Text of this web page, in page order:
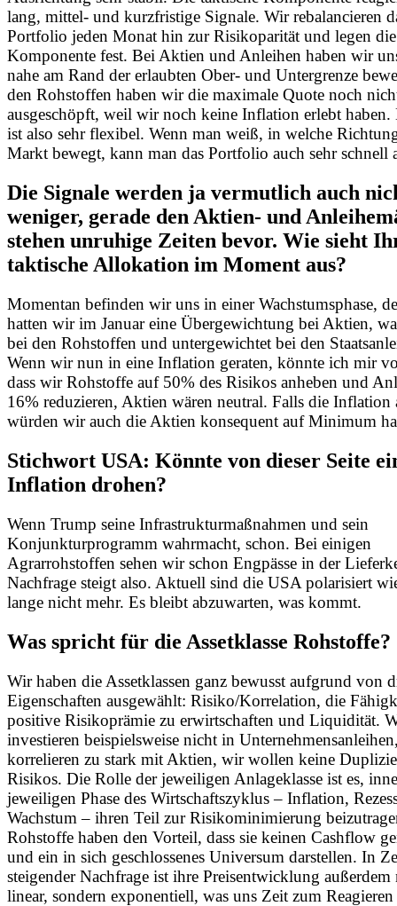
lang, mittel- und kurzfristige Signale. Wir rebalancieren
Portfolio jeden Monat hin zur Risikoparität und legen
Komponente fest. Bei Aktien und Anleihen haben wir
nahe am Rand der erlaubten Ober- und Untergrenze
den Rohstoffen haben wir die maximale Quote noch
ausgeschöpft, weil wir noch keine Inflation erlebt haben.
ist also sehr flexibel. Wenn man weiß, in welche
Markt bewegt, kann man das Portfolio auch sehr schnell
Die Signale werden ja vermutlich auch
weniger, gerade den Aktien- und
stehen unruhige Zeiten bevor. Wie sieht
taktische Allokation im Moment aus?
Momentan befinden wir uns in einer Wachstumsphase,
hatten wir im Januar eine Übergewichtung bei Aktien,
bei den Rohstoffen und untergewichtet bei den
Wenn wir nun in eine Inflation geraten, könnte ich mir
dass wir Rohstoffe auf 50% des Risikos anheben und
16% reduzieren, Aktien wären neutral. Falls die Inflation
würden wir auch die Aktien konsequent auf Minimum
Stichwort USA: Könnte von dieser Seite
Inflation drohen?
Wenn Trump seine Infrastrukturmaßnahmen und sein
Konjunkturprogramm wahrmacht, schon. Bei einigen
Agrarrohstoffen sehen wir schon Engpässe in der
Nachfrage steigt also. Aktuell sind die USA polarisiert
lange nicht mehr. Es bleibt abzuwarten, was kommt.
Was spricht für die Assetklasse Rohstoffe?
Wir haben die Assetklassen ganz bewusst aufgrund von
Eigenschaften ausgewählt: Risiko/Korrelation, die
positive Risikoprämie zu erwirtschaften und Liquidität.
investieren beispielsweise nicht in
korrelieren zu stark mit Aktien, wir wollen keine
Risikos. Die Rolle der jeweiligen Anlageklasse ist es,
jeweiligen Phase des Wirtschaftszyklus – Inflation,
Wachstum – ihren Teil zur Risikominimierung
Rohstoffe haben den Vorteil, dass sie keinen Cashflow
und ein in sich geschlossenes Universum darstellen. In
steigender Nachfrage ist ihre Preisentwicklung außerdem
linear, sondern exponentiell, was uns Zeit zum